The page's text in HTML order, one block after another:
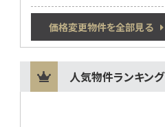
価格変更物件を全部見る
人気物件ランキング